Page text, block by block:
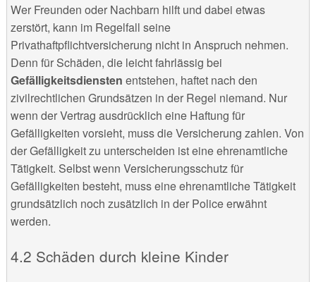
Wer Freunden oder Nachbarn hilft und dabei etwas
zerstört, kann im Regelfall seine
Privathaftpflichtversicherung nicht in Anspruch nehmen.
Denn für Schäden, die leicht fahrlässig bei
Gefälligkeitsdiensten entstehen, haftet nach den
zivilrechtlichen Grundsätzen in der Regel niemand. Nur
wenn der Vertrag ausdrücklich eine Haftung für
Gefälligkeiten vorsieht, muss die Versicherung zahlen. Von
der Gefälligkeit zu unterscheiden ist eine ehrenamtliche
Tätigkeit. Selbst wenn Versicherungsschutz für
Gefälligkeiten besteht, muss eine ehrenamtliche Tätigkeit
grundsätzlich noch zusätzlich in der Police erwähnt
werden.
Schäden durch kleine Kinder